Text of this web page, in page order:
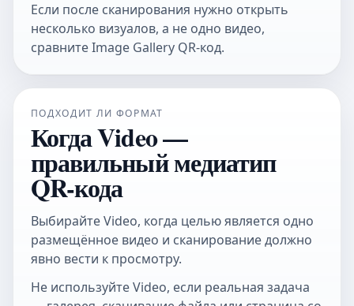
Если после сканирования нужно открыть
несколько визуалов, а не одно видео,
сравнитеImage Gallery QR-код.
ПОДХОДИТ ЛИ ФОРМАТ
Когда Video —
правильный медиатип
QR-кода
Выбирайте Video, когда целью является одно
размещённое видео и сканирование должно
явно вести к просмотру.
Не используйте Video, если реальная задача